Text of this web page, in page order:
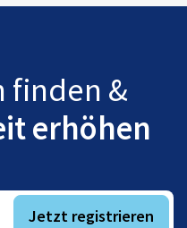
finden &
erhöhen
Jetzt registrieren